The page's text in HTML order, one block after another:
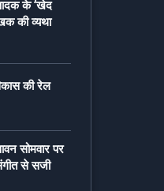
के ‘खेद
की व्यथा
की रेल
सोमवार पर
से सजी